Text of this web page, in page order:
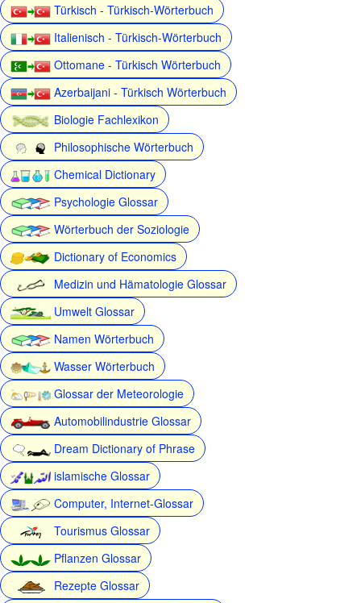
Türkisch - Türkisch-Wörterbuch
Italienisch - Türkisch-Wörterbuch
Ottomane - Türkisch Wörterbuch
Azerbaijani - Türkisch Wörterbuch
Biologie Fachlexikon
Philosophische Wörterbuch
Chemical Dictionary
Psychologie Glossar
Wörterbuch der Soziologie
Dictionary of Economics
Medizin und Hämatologie Glossar
Umwelt Glossar
Namen Wörterbuch
Wasser Wörterbuch
Glossar der Meteorologie
Automobilindustrie Glossar
Dream Dictionary of Phrase
islamische Glossar
Computer, Internet-Glossar
Tourismus Glossar
Pflanzen Glossar
Rezepte Glossar